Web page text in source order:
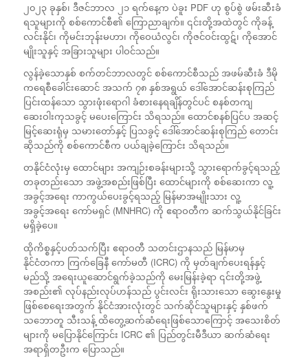
၂၀၂၃ ခုနှစ်၊ ဒီဇင်ဘာလ ၂၁ ရက်နေ့က ပဲခူး PDF ဟု စွပ်စွဲ ဖမ်းဆီးခံ
ရသူများကို စစ်ကောင်စီ၏ ကြောညာချက်။ ၎င်းတို့အထဲတွင် ကိုခန့်
လင်းနိုင်၊ ကိုမင်းဘုန်းမဟာ၊ ကိုဝေယံလွင်၊ ကိုဇင်ဝင်းထွဋ်၊ ကိုအောင်
မျိုးသူနှင့် အခြားသူများ ပါဝင်သည်။
လွန်ခဲ့သောနှစ် စက်တင်ဘာလတွင် စစ်ကောင်စီသည် အဖမ်ဆီးခံ ဒီမို
ကရေစီခေါင်းဆောင် အသက် ၇၈ နှစ်အရွယ် ဒေါ်အောင်ဆန်းစုကြည်
ပြင်းထန်သော သွားဖုံးရောဂါ ခံစားနေရချိန်တွင်ပင် စနစ်တကျ
ဆေးဝါးကုသခွင့် မပေးကြောင်း သိရသည်။ ထောင်စနစ်ပြင်ပ အဆင့်
မြင့်ဆေးရုံမှ သမားတော်နှင့် ပြသခွင့် ဒေါ်အောင်ဆန်းစုကြည် တောင်း
ဆိုသည်ကို စစ်ကောင်စီက ပယ်ချခဲ့ကြောင်း သိရသည်။
တနိုင်ငံလုံးမှ ထောင်များ အကျဉ်းစခန်းများသို့ သွားရောက်ခွင့်ရသည့်
တခုတည်းသော အဖွဲ့အစည်းဖြစ်ပြီး ထောင်များကို စစ်ဆေးကာ လူ့
အခွင့်အရေး ကာကွယ်ပေးခွင့်ရသည့် မြန်မာအမျိုးသား လူ့
အခွင့်အရေး ကော်မရှင် (MNHRC) ကို ဧရာဝတီက ဆက်သွယ်နိုင်ခြင်း
မရှိခဲ့ပေ။
ထိုကိစ္စနှင့်ပတ်သက်ပြီး ဧရာဝတီ သတင်းဌာနသည် မြန်မာမှ
နိုင်ငံတကာ ကြက်ခြေနီ ကော်မတီ (ICRC) ကို မှတ်ချက်ပေးရန်နှင့်
မည်သို့ အရေးယူဆောင်ရွက်ခဲ့သည်ကို မေးမြန်းခဲ့ရာ ၎င်းတို့အဖွဲ့
အစည်း၏ လုပ်နည်းလုပ်ဟန်သည် ပွင်းလင်း ရိုးသားသော ဆွေးနွေးမှု
ဖြစ်စေရေးအတွက် နိုင်ငံအားလုံးတွင် သက်ဆိုင်သူများနှင့် နှစ်ဖက်
သဘောတူ သီးသန့် ထိတွေ့ဆက်ဆံရေးဖြစ်သောကြောင့် အသေးစိတ်
များကို မပြောနိုင်ကြောင်း ICRC ၏ ပြည်တွင်းမီဒီယာ ဆက်ဆံရေး
အရာရှိတဦးက ပြောသည်။